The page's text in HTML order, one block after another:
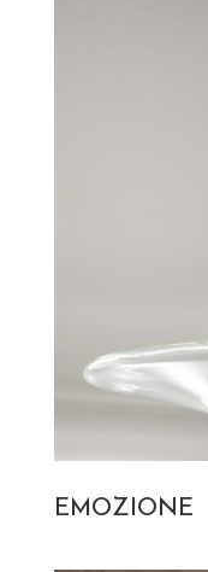
EMOZIONE